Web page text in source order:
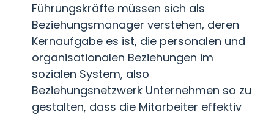
Führungskräfte müssen sich als
Beziehungsmanager verstehen, deren
Kernaufgabe es ist, die personalen und
organisationalen Beziehungen im
sozialen System, also
Beziehungsnetzwerk Unternehmen so zu
gestalten, dass die Mitarbeiter effektiv